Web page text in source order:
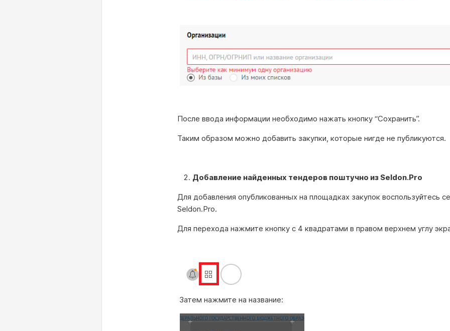
После ввода информации необходимо нажать кнопку “Сохранить”.
Таким образом можно добавить закупки, которые нигде не публикуются.
Добавление найденных тендеров поштучно из Seldon.Pro
Для добавления опубликованных на площадках закупок воспользуйтесь
Seldon.Pro.
Для перехода нажмите кнопку с 4 квадратами в правом верхнем углу
Затем нажмите на название: